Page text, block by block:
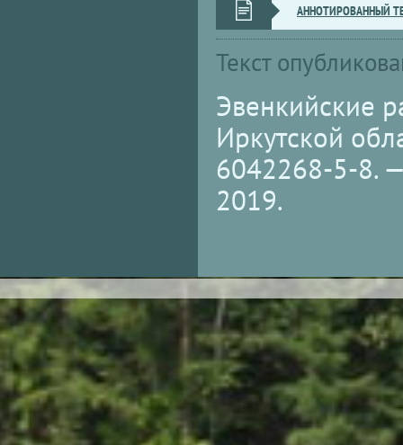
АННОТИРОВАННЫЙ
Текст
Эвенкийские
Иркутской
6042268-5-8.
2019.